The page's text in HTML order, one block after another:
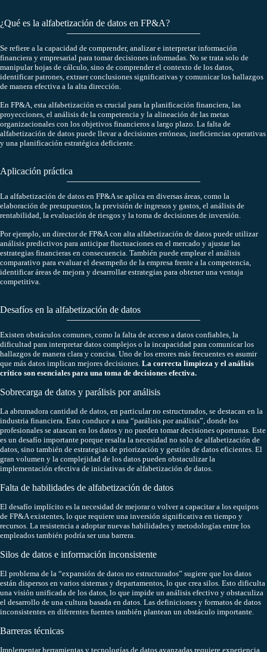
¿Qué es la alfabetización de datos en FP&A?
Se refiere a la capacidad de comprender, analizar e interpretar información
financiera y empresarial para tomar decisiones informadas. No se trata solo de
manipular hojas de cálculo, sino de comprender el contexto de los datos,
identificar patrones, extraer conclusiones significativas y comunicar los hallazgos
de manera efectiva a la alta dirección.
En FP&A, esta alfabetización es crucial para la planificación financiera, las
proyecciones, el análisis de la competencia y la alineación de las metas
organizacionales con los objetivos financieros a largo plazo. La falta de
alfabetización de datos puede llevar a decisiones erróneas, ineficiencias operativas
y una planificación estratégica deficiente.
Aplicación práctica
La alfabetización de datos en FP&A se aplica en diversas áreas, como la
elaboración de presupuestos, la previsión de ingresos y gastos, el análisis de
rentabilidad, la evaluación de riesgos y la toma de decisiones de inversión.
Por ejemplo, un director de FP&A con alta alfabetización de datos puede utilizar
análisis predictivos para anticipar fluctuaciones en el mercado y ajustar las
estrategias financieras en consecuencia. También puede emplear el análisis
comparativo para evaluar el desempeño de la empresa frente a la competencia,
identificar áreas de mejora y desarrollar estrategias para obtener una ventaja
competitiva.
Desafíos en la alfabetización de datos
Existen obstáculos comunes, como la falta de acceso a datos confiables, la
dificultad para interpretar datos complejos o la incapacidad para comunicar los
hallazgos de manera clara y concisa. Uno de los errores más frecuentes es asumir
que más datos implican mejores decisiones. La correcta limpieza y el análisis
crítico son esenciales para una toma de decisiones efectiva.
Sobrecarga de datos y parálisis por análisis
La abrumadora cantidad de datos, en particular no estructurados, se destacan en la
industria financiera. Esto conduce a una “parálisis por análisis”, donde los
profesionales se atascan en los datos y no pueden tomar decisiones oportunas. Este
es un desafío importante porque resalta la necesidad no solo de alfabetización de
datos, sino también de estrategias de priorización y gestión de datos eficientes. El
gran volumen y la complejidad de los datos pueden obstaculizar la
implementación efectiva de iniciativas de alfabetización de datos.
Falta de habilidades de alfabetización de datos
El desafío implícito es la necesidad de mejorar o volver a capacitar a los equipos
de FP&A existentes, lo que requiere una inversión significativa en tiempo y
recursos. La resistencia a adoptar nuevas habilidades y metodologías entre los
empleados también podría ser una barrera.
Silos de datos e información inconsistente
El problema de la “expansión de datos no estructurados” sugiere que los datos
están dispersos en varios sistemas y departamentos, lo que crea silos. Esto dificulta
una visión unificada de los datos, lo que impide un análisis efectivo y obstaculiza
el desarrollo de una cultura basada en datos. Las definiciones y formatos de datos
inconsistentes en diferentes fuentes también plantean un obstáculo importante.
Barreras técnicas
Implementar herramientas y tecnologías de datos avanzadas requiere experiencia